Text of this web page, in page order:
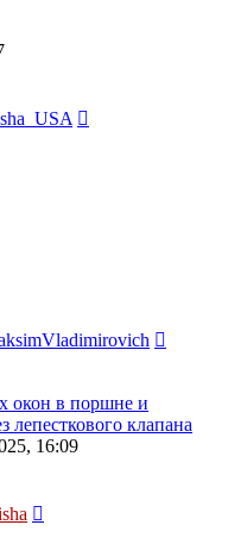
окон в поршне и
лепесткового клапана
16:09